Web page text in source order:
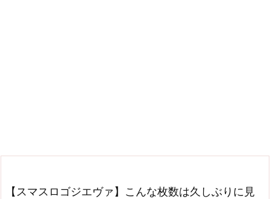
【スマスロゴジエヴァ】こんな枚数は久しぶりに見